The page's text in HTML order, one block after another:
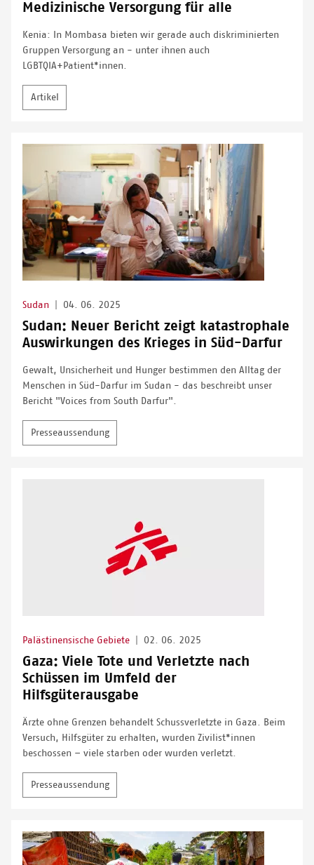
Medizinische Versorgung für alle
Kenia: In Mombasa bieten wir gerade auch diskriminierten
Gruppen Versorgung an - unter ihnen auch
LGBTQIA+Patient*innen.
Artikel
Sudan 04. 06. 2025
Sudan: Neuer Bericht zeigt katastrophale
Auswirkungen des Krieges in Süd-Darfur
Gewalt, Unsicherheit und Hunger bestimmen den Alltag der
Menschen in Süd-Darfur im Sudan - das beschreibt unser
Bericht "Voices from South Darfur".
Presseaussendung
Palästinensische Gebiete 02. 06. 2025
Gaza: Viele Tote und Verletzte nach
Schüssen im Umfeld der
Hilfsgüterausgabe
Ärzte ohne Grenzen behandelt Schussverletzte in Gaza. Beim
Versuch, Hilfsgüter zu erhalten, wurden Zivilist*innen
beschossen – viele starben oder wurden verletzt.
Presseaussendung